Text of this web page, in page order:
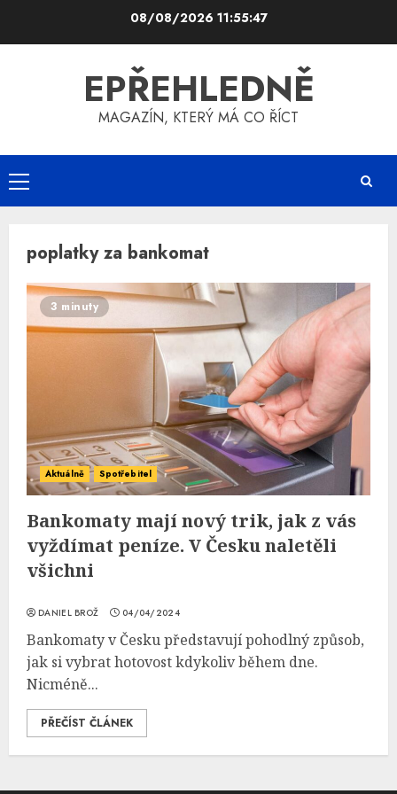
08/08/2026 11:55:47
EPŘEHLEDNĚ
MAGAZÍN, KTERÝ MÁ CO ŘÍCT
Primary
Menu
poplatky za bankomat
3 minuty
Aktuálně Spotřebitel
Bankomaty mají nový trik, jak z vás
vyždímat peníze. V Česku naletěli
všichni
DANIEL BROŽ 04/04/2024
Bankomaty v Česku představují pohodlný způsob,
jak si vybrat hotovost kdykoliv během dne.
Nicméně...
PŘEČÍST ČLÁNEK